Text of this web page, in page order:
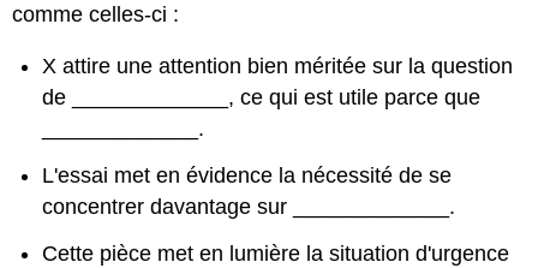
comme celles-ci :
X attire une attention bien méritée sur la question
de _____________, ce qui est utile parce que
_____________.
L'essai met en évidence la nécessité de se
concentrer davantage sur _____________.
Cette pièce met en lumière la situation d'urgence